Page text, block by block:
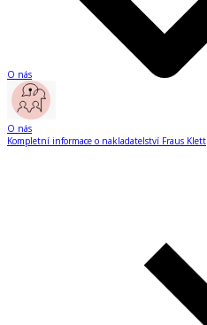
O nás
O nás
Kompletní informace o nakladatelství Fraus Klett